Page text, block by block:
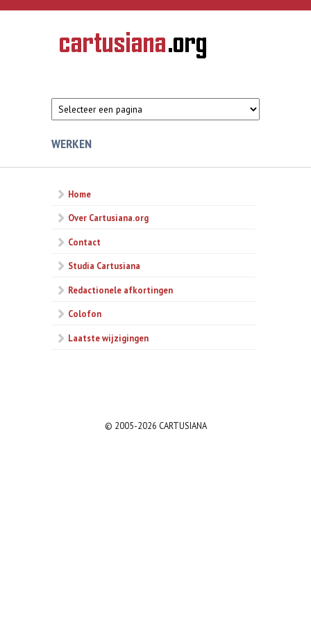
Overslaan en naar de inhoud gaan
CARTUSIANA
Geschiedenis
van de
WERKEN
Home
Over Cartusiana.org
Contact
Studia Cartusiana
Redactionele afkortingen
Colofon
Laatste wijzigingen
© 2005-2026 CARTUSIANA